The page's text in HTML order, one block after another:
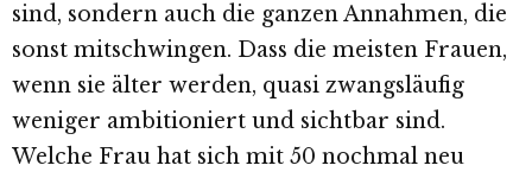
sind, sondern auch die ganzen Annahmen, die
sonst mitschwingen. Dass die meisten Frauen,
wenn sie älter werden, quasi zwangsläufig
weniger ambitioniert und sichtbar sind.
Welche Frau hat sich mit 50 nochmal neu